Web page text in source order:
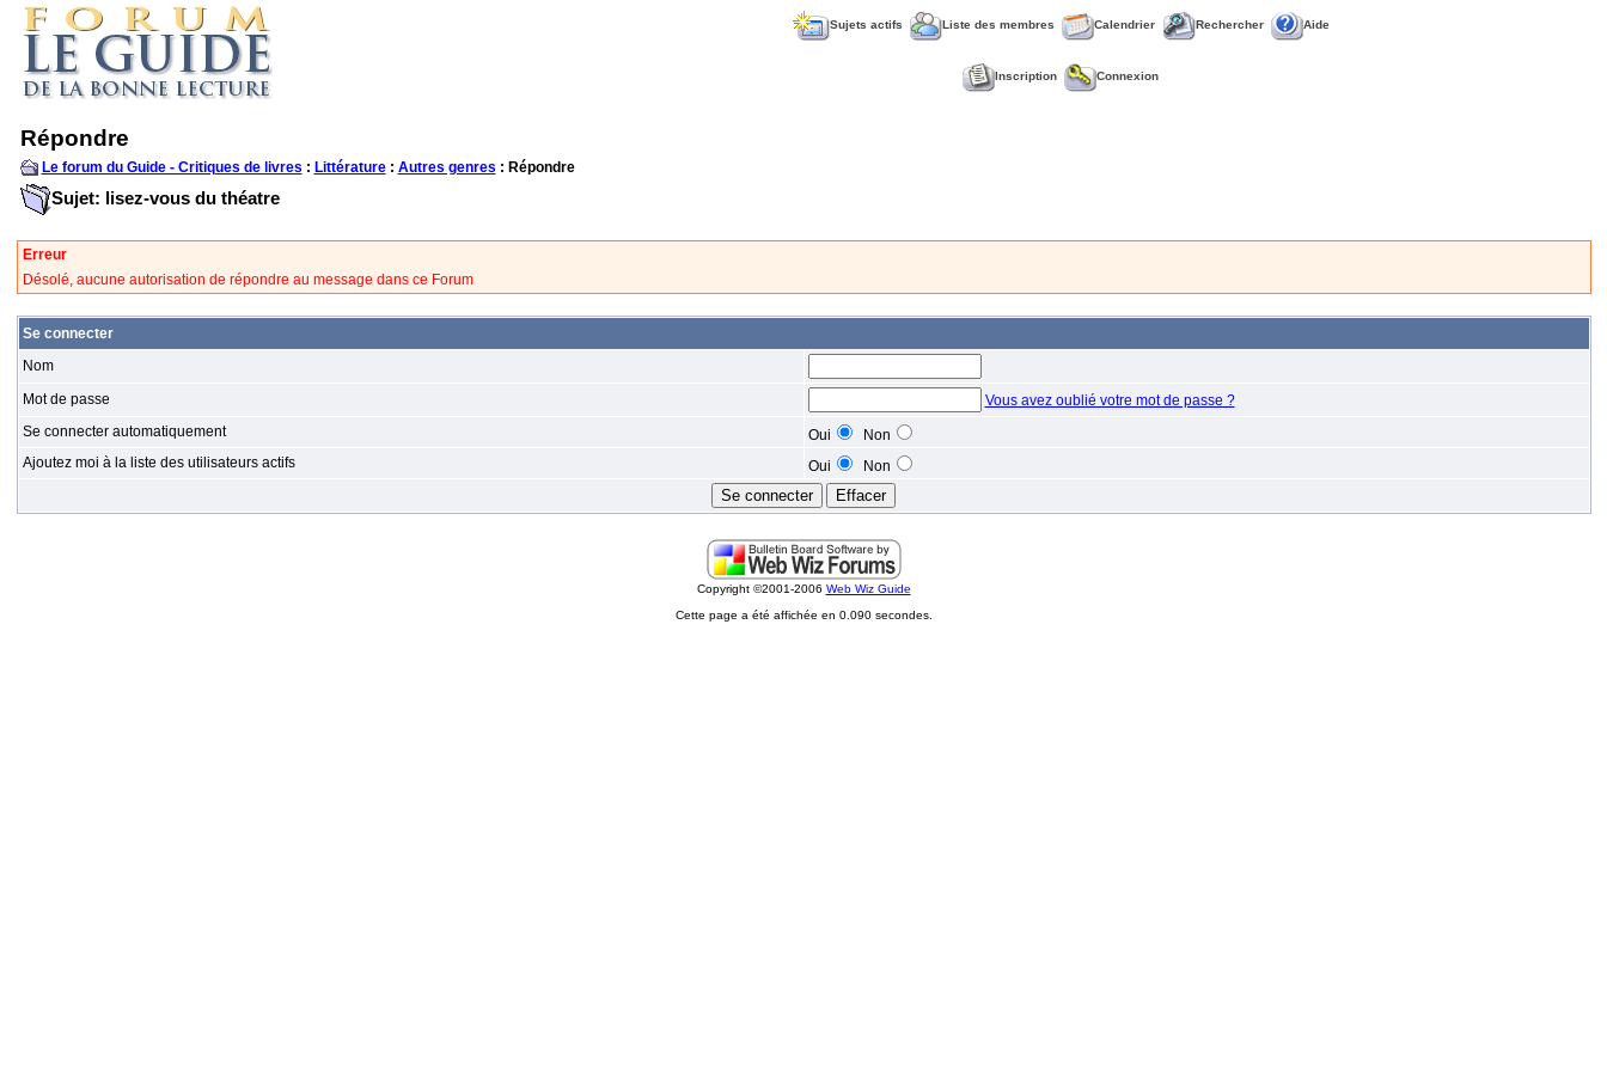
Sujets actifs Liste des membres Calendrier Rechercher Aide
Inscription Connexion
Répondre
Le forum du Guide - Critiques de livres : Littérature: Autres genres : Répondre
Sujet: lisez-vous du théatre
Erreur
Désolé, aucune autorisation de répondre au message dans ce Forum
Se connecter
Nom
Mot de passe
Vous avez oublié votre mot de passe ?
Se connecter automatiquement
Oui
Non
Ajoutez moi à la liste des utilisateurs actifs
Oui Non
Copyright ©2001-2006 Web Wiz Guide
Cette page a été affichée en 0.090 secondes.